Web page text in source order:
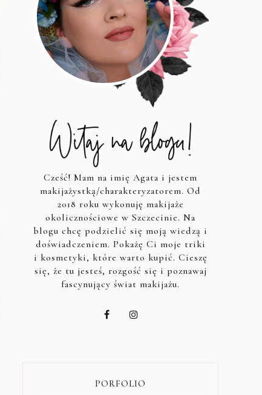
Cześć! Mam na imię Agata i jestem
makijażystką/charakteryzatorem. Od
2018 roku wykonuję makijaże
okolicznościowe w Szczecinie. Na
blogu chcę podzielić się moją wiedzą i
doświadczeniem. Pokażę Ci moje triki
i kosmetyki, które warto kupić. Cieszę
się, że tu jesteś, rozgość się i poznawaj
fascynujący świat makijażu.
PORFOLIO